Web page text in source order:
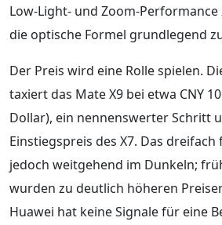
Low-Light- und Zoom-
die optische Formel grundlegend
Der Preis wird eine Rolle spielen.
taxiert das Mate X9 bei etwa CNY
Dollar), ein nennenswerter Schritt
Einstiegspreis des X7. Das
jedoch weitgehend im Dunkeln;
wurden zu deutlich höheren
Huawei hat keine Signale für eine